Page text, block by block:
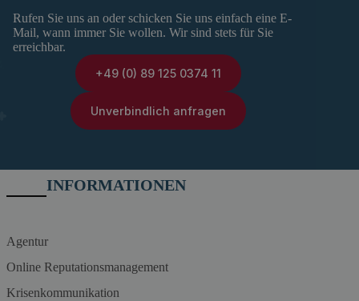
Rufen Sie uns an oder schicken Sie uns einfach eine E-
Mail, wann immer Sie wollen. Wir sind stets für Sie
erreichbar.
+49 (0) 89 125 0374 11
Unverbindlich anfragen
INFORMATIONEN
Agentur
Online Reputationsmanagement
Krisenkommunikation